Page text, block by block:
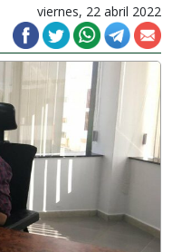
viernes, 22 abril 2022